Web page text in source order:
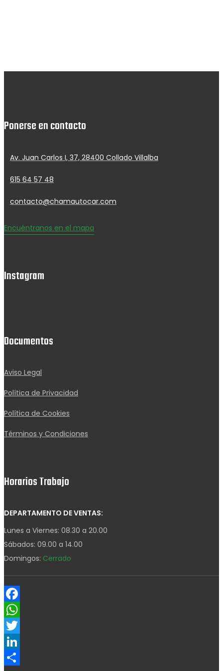
Ponerse en contacto
Av. Juan Carlos I, 37, 28400 Collado Villalba
615 64 57 48
contacto@chamautocar.com
Encuéntranos en el mapa
Instagram
Documentos
Aviso Legal
Política de Privacidad
Política de Cookies
Términos y Condiciones
Horarios Trabajo
DEPARTAMENTO DE VENTAS:
Lunes a Viernes: 08.30 a 20.00
Sábados: 09.00 a 14.00
Domingos: Cerrado
Facebook
WhatsApp
Twitter
LinkedIn